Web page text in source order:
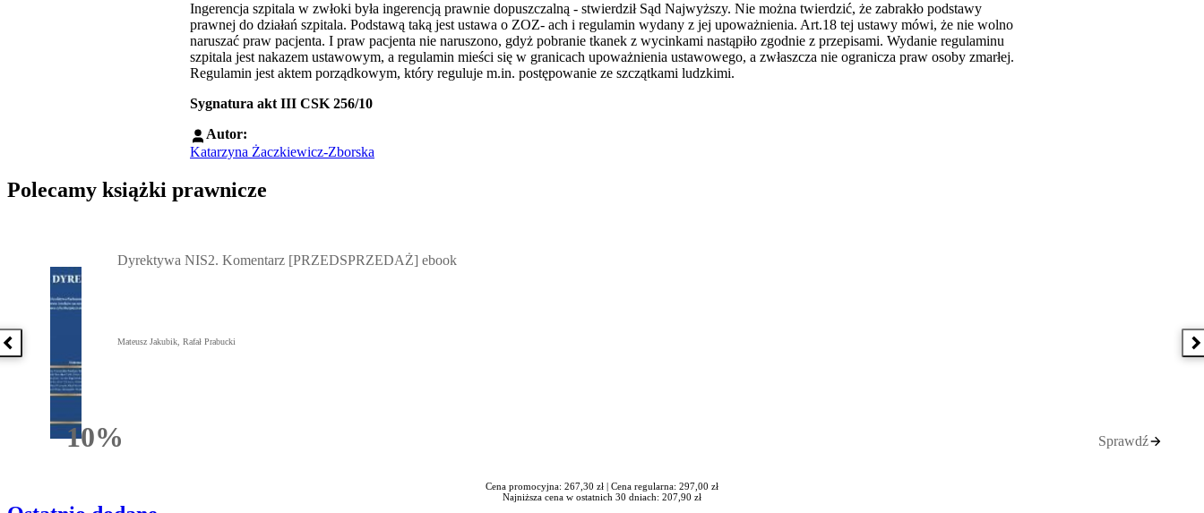
Ingerencja szpitala w zwłoki była ingerencją prawnie dopuszczalną - stwierdził Sąd Najwyższy. Nie można twierdzić, że zabrakło podstawy
prawnej do działań szpitala. Podstawą taką jest ustawa o ZOZ- ach i regulamin wydany z jej upoważnienia. Art.18 tej ustawy mówi, że nie wolno
naruszać praw pacjenta. I praw pacjenta nie naruszono, gdyż pobranie tkanek z wycinkami nastąpiło zgodnie z przepisami. Wydanie regulaminu
szpitala jest nakazem ustawowym, a regulamin mieści się w granicach upoważnienia ustawowego, a zwłaszcza nie ogranicza praw osoby zmarłej.
Regulamin jest aktem porządkowym, który reguluje m.in. postępowanie ze szczątkami ludzkimi.
Sygnatura akt III CSK 256/10
Autor:
Katarzyna Żaczkiewicz-Zborska
Polecamy książki prawnicze
Poprzednia książka
10%Rabatu
Dyrektywa NIS2. Komentarz [PRZEDSPRZEDAŻ] ebook
Mateusz Jakubik, Rafał Prabucki
Sprawdź
Cena promocyjna: 267,30 zł | Cena regularna: 297,00 zł
Najniższa cena w ostatnich 30 dniach: 207,90 zł